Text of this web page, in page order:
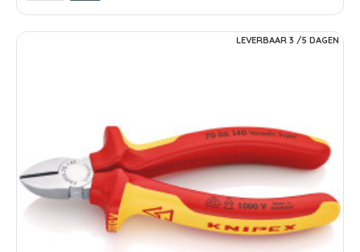
LEVERBAAR 3 /5 DAGEN